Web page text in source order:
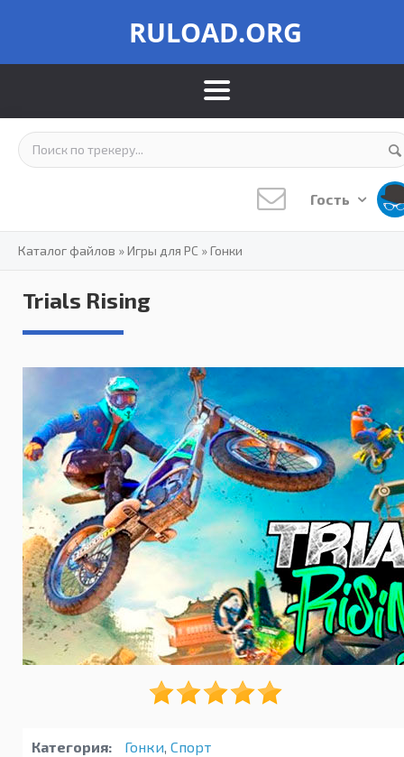
RULOAD.ORG
Гость
Каталог файлов »Игры для PC »Гонки
Trials Rising
Категория: Гонки, Спорт